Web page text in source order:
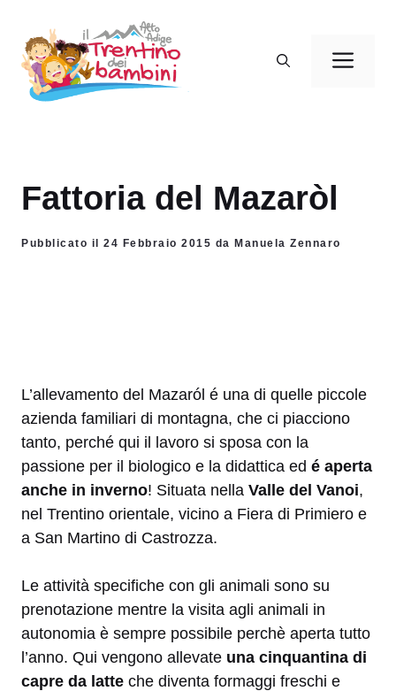
contenuto
Fattoria del Mazaròl
Pubblicato il 24 Febbraio 2015 da Manuela Zennaro
L’allevamento del Mazaról é una di quelle piccole
azienda familiari di montagna, che ci piacciono
tanto, perché qui il lavoro si sposa con la
passione per il biologico e la didattica ed é aperta
anche in inverno! Situata nella Valle del Vanoi,
nel Trentino orientale, vicino a Fiera di Primiero e
a San Martino di Castrozza.
Le attività specifiche con gli animali sono su
prenotazione mentre la visita agli animali in
autonomia è sempre possibile perchè aperta tutto
l’anno. Qui vengono allevate una cinquantina di
capre da latte che diventa formaggi freschi e